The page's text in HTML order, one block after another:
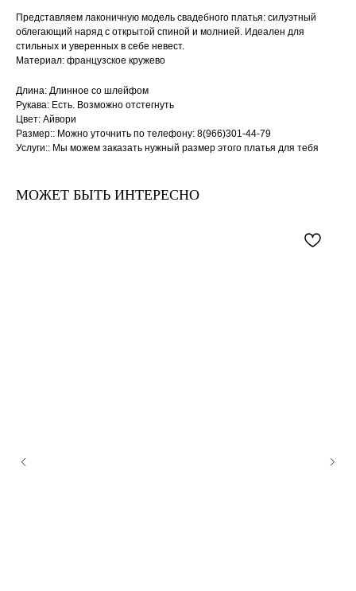
Представляем лаконичную модель свадебного платья: силуэтный
облегающий наряд с открытой спиной и молнией. Идеален для
стильных и уверенных в себе невест.
Материал: французское кружево
Длина: Длинное со шлейфом
Рукава: Есть. Возможно отстегнуть
Цвет: Айвори
Размер:: Можно уточнить по телефону: 8(966)301-44-79
Услуги:: Мы можем заказать нужный размер этого платья для тебя
МОЖЕТ БЫТЬ ИНТЕРЕСНО